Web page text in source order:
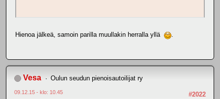
Hienoa jälkeä, samoin parilla muullakin herralla yllä
Vesa Oulun seudun pienoisautoilijat ry
#2022
09.12.15 - klo: 10.45